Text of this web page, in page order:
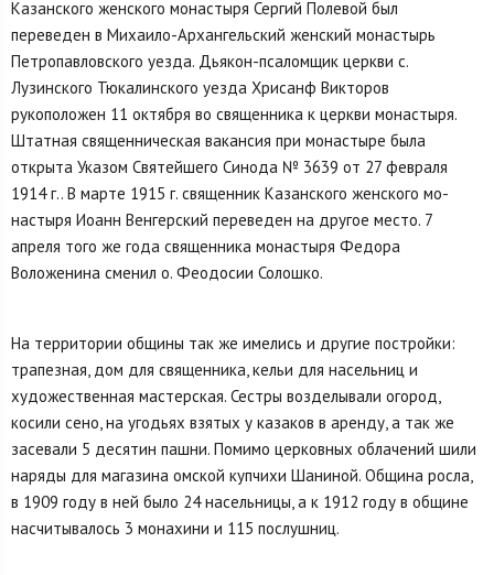
Казанского женского монастыря Сергий Полевой был
переведен в Михаило-Архангельский женский монастырь
Петропавловского уезда. Дьякон-псаломщик церкви с.
Лузинского Тюкалинского уезда Хрисанф Викторов
рукоположен 11 октября во священника к церкви монастыря.
Штатная священническая вакансия при монастыре была
открыта Указом Свя­тейшего Синода № 3639 от 27 февраля
1914 г.. В марте 1915 г. священник Казанского женского мо­
настыря Иоанн Венгерский переведен на другое место. 7
апреля того же года священника монастыря Федора
Воложенина сменил о. Феодосии Солошко.
На территории общины так же имелись и другие постройки:
тра­пезная, дом для священника, кельи для насельниц и
художественная мастерская. Сестры возделывали огород,
косили сено, на угодьях взятых у казаков в аренду, а так же
засевали 5 десятин пашни. Помимо церковных облачений шили
наряды для магазина омской купчихи Шани­ной. Община росла,
в 1909 году в ней было 24 насельницы, а к 1912 году в общине
насчитывалось 3 монахини и 115 по­слушниц.